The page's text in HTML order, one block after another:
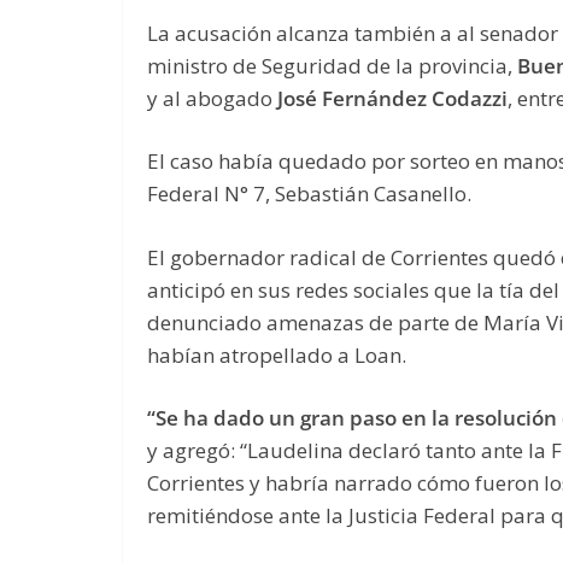
La acusación alcanza también a al
ministro de Seguridad de la provincia,
y al abogado José Fernández Codazzi,
El caso había quedado por sorteo en
Federal N° 7, Sebastián Casanello.
El gobernador radical de Corrientes
anticipó en sus redes sociales que la tía
denunciado amenazas de parte de María
habían atropellado a Loan.
“Se ha dado un gran paso en la resolución
y agregó: “Laudelina declaró tanto ante la
Corrientes y habría narrado cómo fueron
remitiéndose ante la Justicia Federal para